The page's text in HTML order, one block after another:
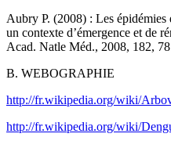
Aubry P. (2008) : Les
un contexte d’émergence et de
Acad. Natle Méd., 2008, 182,
B. WEBOGRAPHIE
http://fr.wikipedia.org/wiki/
http://fr.wikipedia.org/wiki/